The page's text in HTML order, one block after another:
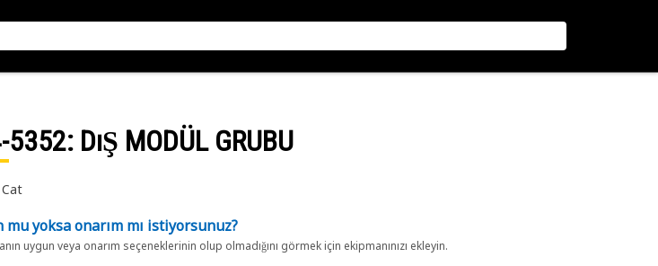
5352: DıŞ MODÜL GRUBU
mu yoksa onarım mı istiyorsunuz?
uygun veya onarım seçeneklerinin olup olmadığını görmek için ekipmanınızı ekleyin.